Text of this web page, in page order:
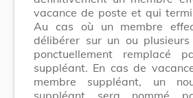
vacance de poste et qui
Au cas où un membre
délibérer sur un ou
ponctuellement remplacé
suppléant. En cas de
membre suppléant, un
suppléant sera nommé